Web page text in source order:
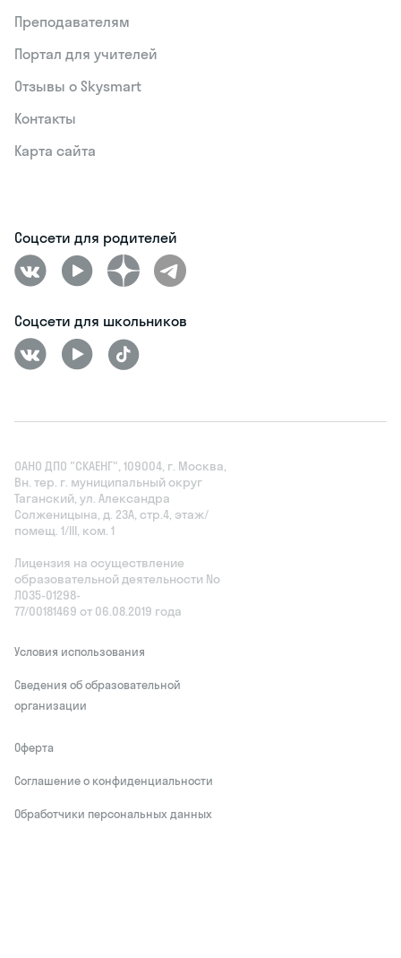
Преподавателям
Портал для учителей
Отзывы о Skysmart
Контакты
Карта сайта
Соцсети для родителей
Соцсети для школьников
ОАНО ДПО "СКАЕНГ", 109004, г. Москва,
Вн. тер. г. муниципальный округ
Таганский, ул. Александра
Солженицына, д. 23А, стр.4, этаж/
помещ. 1/III, ком. 1
Лицензия на осуществление
образовательной деятельности No
Л035‑01298-
77/00181469 от 06.08.2019 года
Условия использования
Сведения об образовательной
организации
Оферта
Соглашение о конфиденциальности
Обработчики персональных данных